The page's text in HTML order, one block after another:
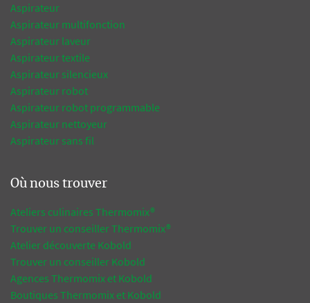
Aspirateur
Aspirateur multifonction
Aspirateur laveur
Aspirateur textile
Aspirateur silencieux
Aspirateur robot
Aspirateur robot programmable
Aspirateur nettoyeur
Aspirateur sans fil
Où nous trouver
Ateliers culinaires Thermomix®
Trouver un conseiller Thermomix®
Atelier découverte Kobold
Trouver un conseiller Kobold
Agences Thermomix et Kobold
Boutiques Thermomix et Kobold